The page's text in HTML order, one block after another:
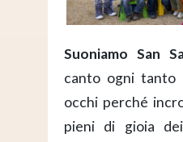
Suoniamo San
canto ogni tanto
occhi perché
pieni di gioia